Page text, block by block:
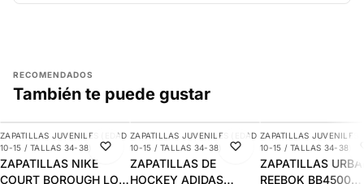
RECOMENDADOS
También te puede gustar
-9%
AGREGAR
ZAPATILLAS JUVENILES (EDAD
10-15 / TALLAS 34-38)
ZAPATILLAS NIKE
COURT BOROUGH LOW
-10%
AGREGAR
ZAPATILLAS JUVENILES (EDAD
10-15 / TALLAS 34-38)
ZAPATILLAS DE
HOCKEY ADIDAS
-16%
ZAPATILLAS JUVENILES
10-15 / TALLAS 34-38)
ZAPATILLAS
REEBOK BB4500